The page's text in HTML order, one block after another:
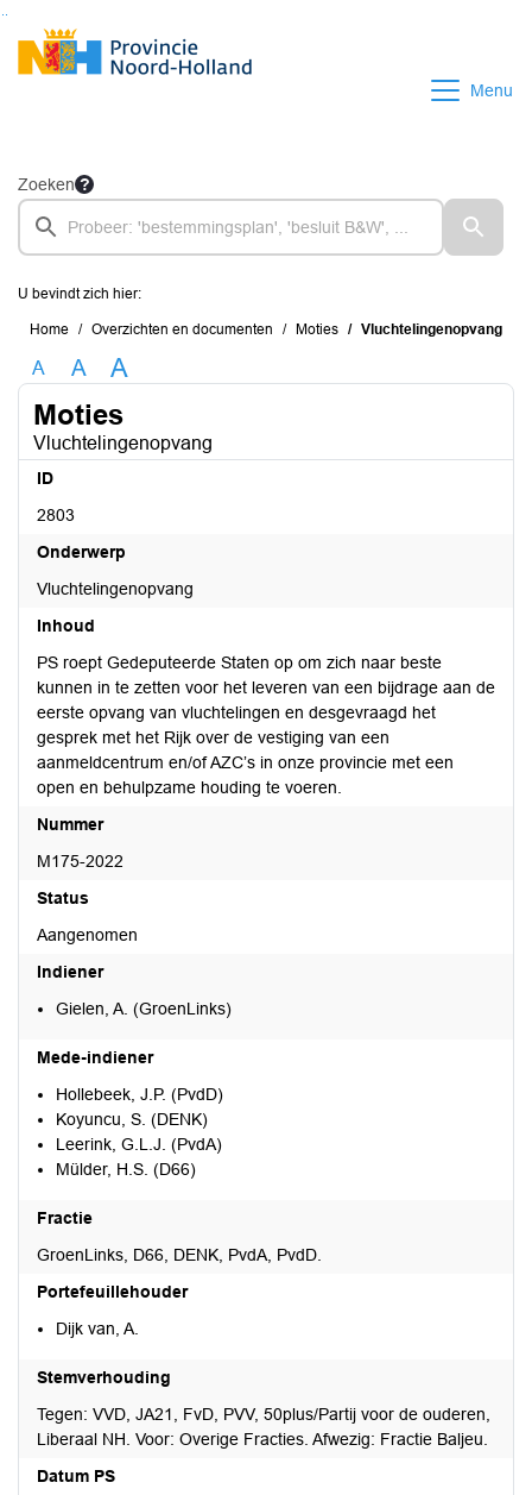
Ga naar de inhoud van deze pagina
Ga naar het zoeken
Ga naar het menu
Menu
Zoeken
U bevindt zich hier:
Home Overzichten en documenten Moties Vluchtelingenopvang
A A A
Moties
Vluchtelingenopvang
ID
2803
Onderwerp
Vluchtelingenopvang
Inhoud
PS roept Gedeputeerde Staten op om zich naar beste
kunnen in te zetten voor het leveren van een bijdrage aan de
eerste opvang van vluchtelingen en desgevraagd het
gesprek met het Rijk over de vestiging van een
aanmeldcentrum en/of AZC’s in onze provincie met een
open en behulpzame houding te voeren.
Nummer
M175-2022
Status
Aangenomen
Indiener
Gielen, A. (GroenLinks)
Mede-indiener
Hollebeek, J.P. (PvdD)
Koyuncu, S. (DENK)
Leerink, G.L.J. (PvdA)
Mülder, H.S. (D66)
Fractie
GroenLinks, D66, DENK, PvdA, PvdD.
Portefeuillehouder
Dijk van, A.
Stemverhouding
Tegen: VVD, JA21, FvD, PVV, 50plus/Partij voor de ouderen,
Liberaal NH. Voor: Overige Fracties. Afwezig: Fractie Baljeu.
Datum PS